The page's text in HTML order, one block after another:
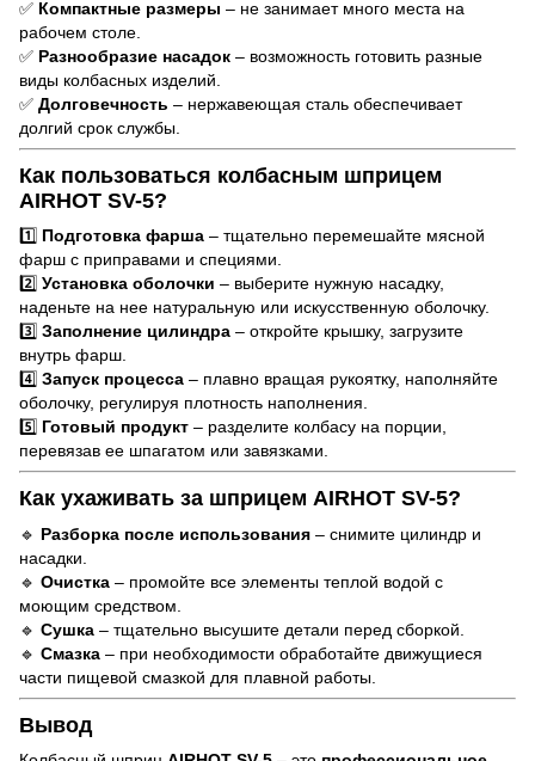
✅ Компактные размеры – не занимает много места на
рабочем столе.
✅ Разнообразие насадок – возможность готовить разные
виды колбасных изделий.
✅ Долговечность – нержавеющая сталь обеспечивает
долгий срок службы.
Как пользоваться колбасным шприцем
AIRHOT SV-5?
1️⃣ Подготовка фарша – тщательно перемешайте мясной
фарш с приправами и специями.
2️⃣ Установка оболочки – выберите нужную насадку,
наденьте на нее натуральную или искусственную оболочку.
3️⃣ Заполнение цилиндра – откройте крышку, загрузите
внутрь фарш.
4️⃣ Запуск процесса – плавно вращая рукоятку, наполняйте
оболочку, регулируя плотность наполнения.
5️⃣ Готовый продукт – разделите колбасу на порции,
перевязав ее шпагатом или завязками.
Как ухаживать за шприцем AIRHOT SV-5?
🔹 Разборка после использования – снимите цилиндр и
насадки.
🔹 Очистка – промойте все элементы теплой водой с
моющим средством.
🔹 Сушка – тщательно высушите детали перед сборкой.
🔹 Смазка – при необходимости обработайте движущиеся
части пищевой смазкой для плавной работы.
Вывод